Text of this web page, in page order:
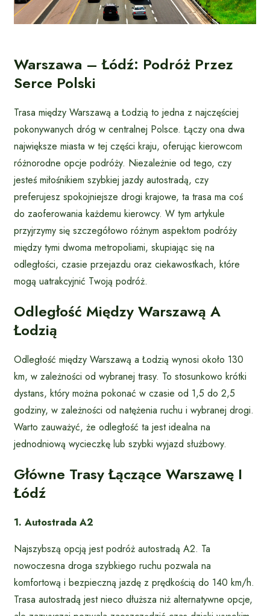
Warszawa – Łódź: Podróż Przez
Serce Polski
Trasa między Warszawą a Łodzią to jedna z najczęściej
pokonywanych dróg w centralnej Polsce. Łączy ona dwa
największe miasta w tej części kraju, oferując kierowcom
różnorodne opcje podróży. Niezależnie od tego, czy
jesteś miłośnikiem szybkiej jazdy autostradą, czy
preferujesz spokojniejsze drogi krajowe, ta trasa ma coś
do zaoferowania każdemu kierowcy. W tym artykule
przyjrzymy się szczegółowo różnym aspektom podróży
między tymi dwoma metropoliami, skupiając się na
odległości, czasie przejazdu oraz ciekawostkach, które
mogą uatrakcyjnić Twoją podróż.
Odległość Między Warszawą A
Łodzią
Odległość między Warszawą a Łodzią wynosi około 130
km, w zależności od wybranej trasy. To stosunkowo krótki
dystans, który można pokonać w czasie od 1,5 do 2,5
godziny, w zależności od natężenia ruchu i wybranej drogi.
Warto zauważyć, że odległość ta jest idealna na
jednodniową wycieczkę lub szybki wyjazd służbowy.
Główne Trasy Łączące Warszawę I
Łódź
1. Autostrada A2
Najszybszą opcją jest podróż autostradą A2. Ta
nowoczesna droga szybkiego ruchu pozwala na
komfortową i bezpieczną jazdę z prędkością do 140 km/h.
Trasa autostradą jest nieco dłuższa niż alternatywne opcje,